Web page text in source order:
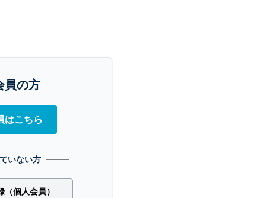
員の方
はこちら
いない方
個人会員）